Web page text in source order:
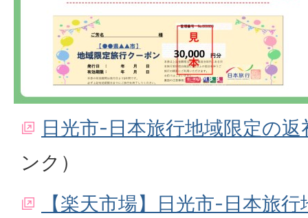
日光市-日本旅行地域限定の返
ンク）
【楽天市場】日光市-日本旅